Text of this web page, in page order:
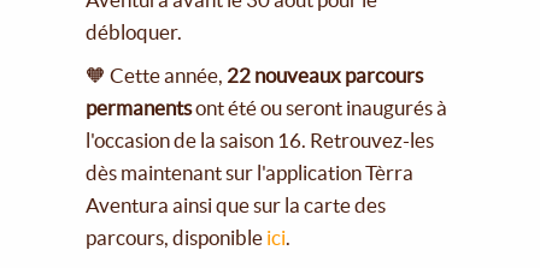
débloquer.
🧡 Cette année, 22 nouveaux parcours
permanentsont été ou seront inaugurés à
l'occasion de la saison 16. Retrouvez-les
dès maintenant sur l'application Tèrra
Aventura ainsi que sur la carte des
parcours, disponible ici.